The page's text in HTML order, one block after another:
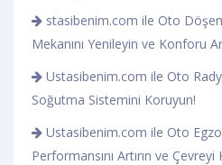
stasibenim.com ile Oto
Mekanını Yenileyin ve Konforu
Ustasibenim.com ile Oto
Soğutma Sistemini Koruyun!
Ustasibenim.com ile Oto
Performansını Artırın ve Çevreyi